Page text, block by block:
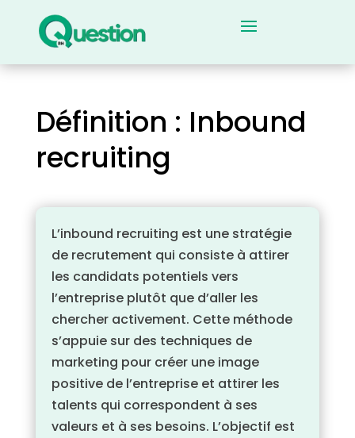
Définition : Inbound
recruiting
L’inbound recruiting est une stratégie
de recrutement qui consiste à attirer
les candidats potentiels vers
l’entreprise plutôt que d’aller les
chercher activement. Cette méthode
s’appuie sur des techniques de
marketing pour créer une image
positive de l’entreprise et attirer les
talents qui correspondent à ses
valeurs et à ses besoins. L’objectif est